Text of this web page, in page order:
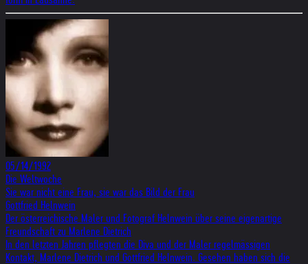
05/14/1992
Die Weltwoche
Sie war nicht eine Frau, sie war das Bild der Frau
Gottfried Helnwein
Der österreichische Maler und Fotograf Helnwein über seine eigenartige
Freundschaft zu Marlene Dietrich
In den letzten Jahren pflegten die Diva und der Maler regelmässigen
Kontakt, Marlene Dietrich und Gottfried Helnwein. Gesehen haben sich die